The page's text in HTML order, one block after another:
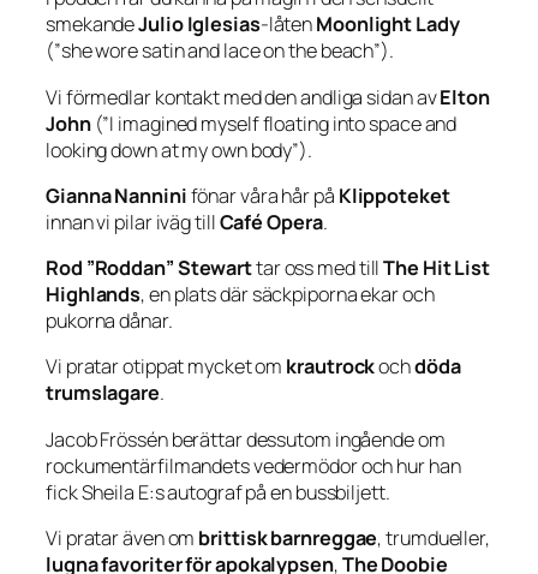
smekandeJulio Iglesias-låtenMoonlight Lady
(”she wore satin and lace on the beach”).
Vi förmedlar kontakt med den andliga sidan avElton
John(”I imagined myself floating into space and
looking down at my own body”).
Gianna Nanninifönar våra hår på Klippoteket
innan vi pilar iväg tillCafé Opera.
Rod ”Roddan” Stewarttar oss med tillThe Hit List
Highlands, en plats där säckpiporna ekar och
pukorna dånar.
Vi pratar otippat mycket om krautrockochdöda
trumslagare.
Jacob Frössén berättar dessutom ingående om
rockumentärfilmandets vedermödor och hur han
fick Sheila E:s autograf på en bussbiljett.
Vi pratar även om brittisk barnreggae, trumdueller,
lugna favoriter för apokalypsen,The Doobie